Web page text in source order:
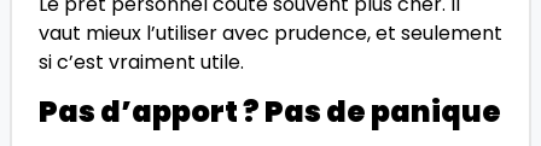
vaut mieux l’utiliser avec prudence, et seulement
si c’est vraiment utile.
Pas d’apport ? Pas de panique